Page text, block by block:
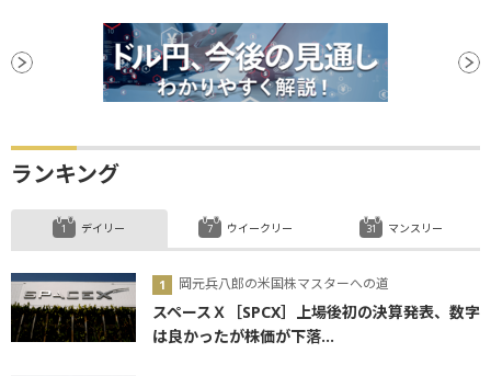
ランキング
デイリー
岡元兵八郎の米国株マスターへの道
スペースＸ［SPCX］上場後初の決算発表、数字
は良かったが株価が下落...
ウイークリー マンスリー